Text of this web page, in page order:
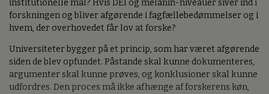
institutionelle mål? Hvis DEI og melanin-niveauer siver ind i
forskningen og bliver afgørende i fagfællebedømmelser og i
hvem, der overhovedet får lov at forske?
Universiteter bygger på et princip, som har været afgørende
siden de blev opfundet. Påstande skal kunne dokumenteres,
argumenter skal kunne prøves, og konklusioner skal kunne
udfordres. Den proces må ikke afhænge af forskerens køn,